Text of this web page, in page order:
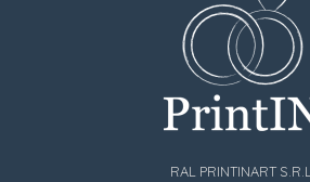
RAL PRINTINART S.R.L.